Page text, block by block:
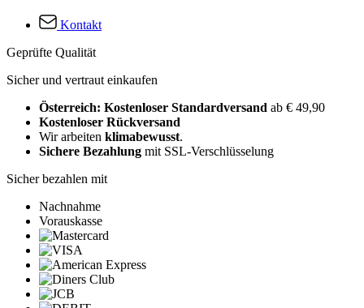
Kontakt
Geprüfte Qualität
Sicher und vertraut einkaufen
Österreich: Kostenloser Standardversand ab € 49,90
Kostenloser Rückversand
Wir arbeiten klimabewusst.
Sichere Bezahlung mit SSL-Verschlüsselung
Sicher bezahlen mit
Nachnahme
Vorauskasse